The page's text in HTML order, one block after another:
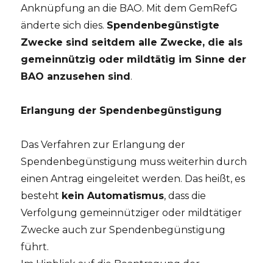
Anknüpfung an die BAO. Mit dem GemRefG
änderte sich dies. Spendenbegünstigte
Zwecke sind seitdem alle Zwecke, die als
gemeinnützig oder mildtätig im Sinne der
BAO anzusehen sind.
Erlangung der Spendenbegünstigung
Das Verfahren zur Erlangung der
Spendenbegünstigung muss weiterhin durch
einen Antrag eingeleitet werden. Das heißt, es
besteht kein Automatismus, dass die
Verfolgung gemeinnütziger oder mildtätiger
Zwecke auch zur Spendenbegünstigung
führt.